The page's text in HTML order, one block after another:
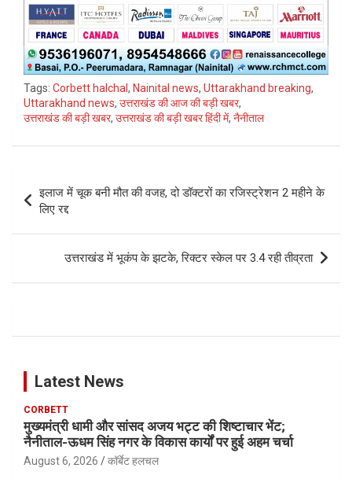
Tags: Corbett halchal , Nainital news, Uttarakhand breaking,
Uttarakhand news, उत्तराखंड की आज की बड़ी खबर,
उत्तराखंड की बड़ी खबर, उत्तराखंड की बड़ी खबर हिंदी में, नैनीताल
navigation
इलाज में चूक बनी मौत की वजह, दो डॉक्टरों का रजिस्ट्रेशन 2 महीने के
लिए रद्द
उत्तराखंड में भूकंप के झटके, रिक्टर स्केल पर 3.4 रही तीव्रता
Latest News
CORBETT
मुख्यमंत्री धामी और सांसद अजय भट्ट की शिष्टाचार भेंट;
नैनीताल-ऊधम सिंह नगर के विकास कार्यों पर हुई अहम चर्चा
August 6, 2026 कॉर्बेट हलचल